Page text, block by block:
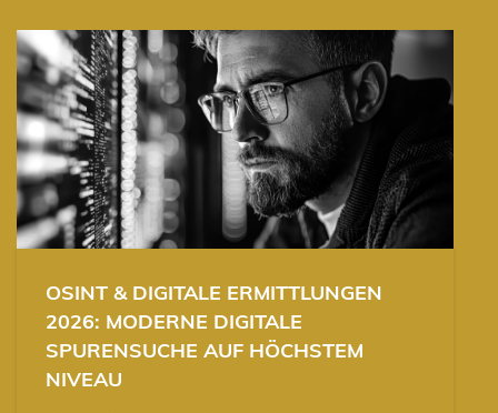
OSINT & DIGITALE ERMITTLUNGEN
2026: MODERNE DIGITALE
SPURENSUCHE AUF HÖCHSTEM
NIVEAU